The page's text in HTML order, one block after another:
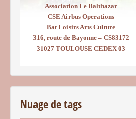
Association Le Balthazar
CSE Airbus Operations
Bat Loisirs Arts Culture
316, route de Bayonne – CS83172
31027 TOULOUSE CEDEX 03
Nuage de tags